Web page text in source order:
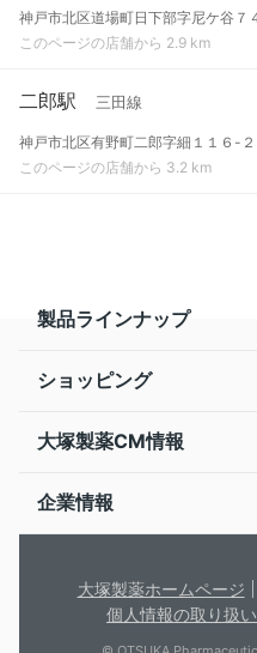
神戸市北区道場町日下部字尼ケ谷７
このページの店舗から 2.9 km
二郎駅 三田線
神戸市北区有野町二郎字細１１６-２
このページの店舗から 3.2 km
製品ラインナップ
ショッピング
大塚製薬CM情報
企業情報
大塚製薬ホームページ
個人情報の取り扱